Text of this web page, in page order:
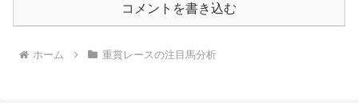
コメントを書き込む
ホーム 重賞レースの注目馬分析